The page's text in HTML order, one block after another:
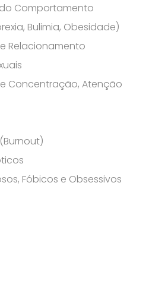
Comportamento
Bulimia, Obesidade)
Relacionamento
Concentração, Atenção
Fóbicos e Obsessivos